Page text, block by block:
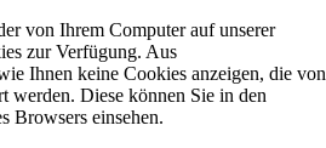
von Ihrem Computer auf unserer
zur Verfügung. Aus
Ihnen keine Cookies anzeigen, die von
werden. Diese können Sie in den
Browsers einsehen.